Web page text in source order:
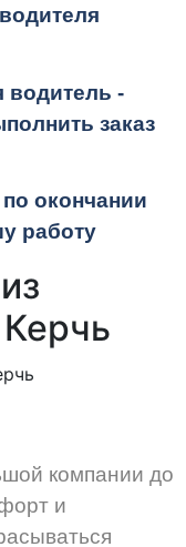
водитель -
заказ
окончании
работу
компании до
и